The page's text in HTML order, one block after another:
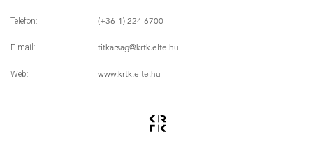
Telefon: (+36-1) 224 6700
E-mail: titkarsag@krtk.elte.hu
Web: www.krtk.elte.hu